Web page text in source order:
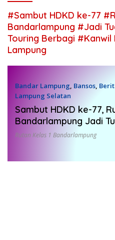
#Sambut HDKD ke-77
Bandarlampung #Jadi
Touring Berbagi #Kanwil
Lampung
Bandar Lampung, Bansos,
Lampung Selatan
24 Juli 2022
Sambut HDKD ke-77,
Bandarlampung Jadi
Touring Berbagi
Rutan Kelas 1 Bandarlampung